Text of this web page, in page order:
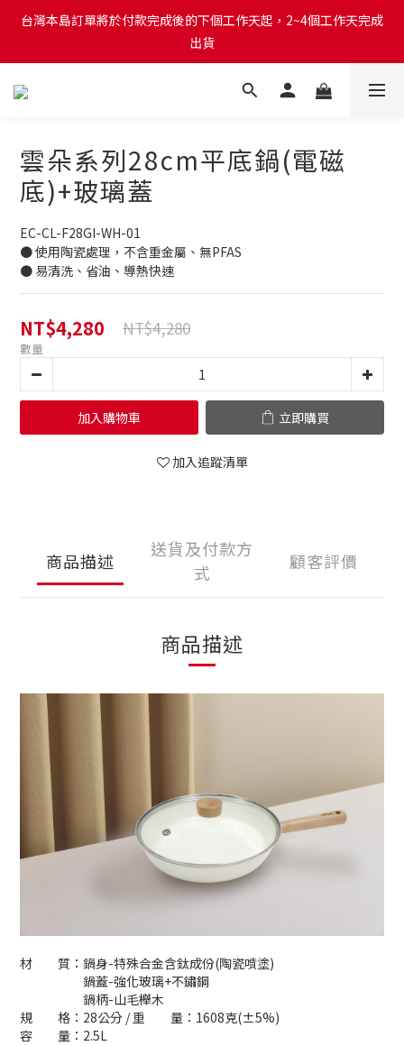
台灣本島訂單將於付款完成後的下個工作天起，2~4個工作天完成
出貨
台灣本島訂單將於付款完成後的下個工作天起，2~4個工作天完成
出貨
台灣本島消費滿$999免運費
台灣本島訂單將於付款完成後的下個工作天起，2~4個工作天完成
出貨
雲朵系列28cm平底鍋(電磁
底)+玻璃蓋
EC-CL-F28GI-WH-01
● 使用陶瓷處理，不含重金屬、無PFAS
● 易清洗、省油、導熱快速
NT$4,280 NT$4,280
數量
加入購物車 立即購買
加入追蹤清單
商品描述
送貨及付款方
式
顧客評價
商品描述
材 質：鍋身-特殊合金含鈦成份(陶瓷噴塗)
鍋蓋-強化玻璃+不鏽鋼
鍋柄-山毛櫸木
規 格：28公分 / 重 量：1608克(±5%)
容 量：2.5L